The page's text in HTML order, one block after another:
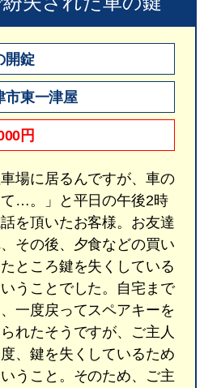
開錠
市東一津屋
円
場に居るんですが、車の
…。」と平日の午後2時
を頂いたお客様。お友達
その後、夕食などの買い
ところ鍵を失くしている
うことでした。自宅まで
一度戻ってスペアキーを
れたそうですが、ご主人
、鍵を失くしているため
うこと。そのため、ご主